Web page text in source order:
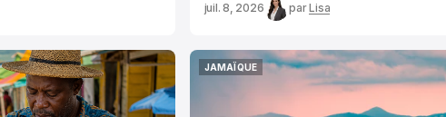
juil. 8, 2026 parLisa
JAMAÏQUE